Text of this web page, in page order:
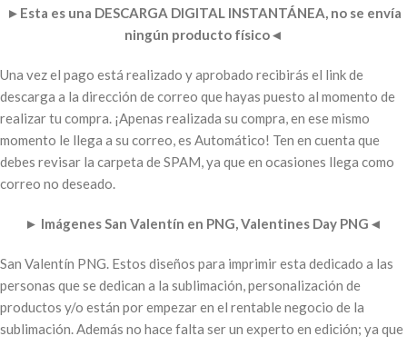
► Esta es una DESCARGA DIGITAL INSTANTÁNEA, no se envía
ningún producto físico◄
Una vez el pago está realizado y aprobado recibirás el link de
descarga a la dirección de correo que hayas puesto al momento de
realizar tu compra. ¡Apenas realizada su compra, en ese mismo
momento le llega a su correo, es Automático! Ten en cuenta que
debes revisar la carpeta de SPAM, ya que en ocasiones llega como
correo no deseado.
► Imágenes San Valentín en PNG, Valentines Day PNG ◄
San Valentín PNG. Estos diseños para imprimir esta dedicado a las
personas que se dedican a la sublimación, personalización de
productos y/o están por empezar en el rentable negocio de la
sublimación. Además no hace falta ser un experto en edición; ya que